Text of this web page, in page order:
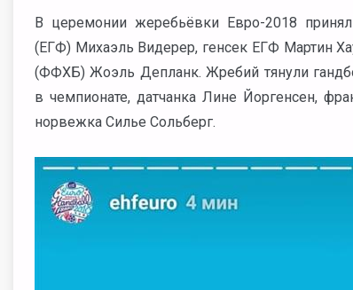
В церемонии жеребьёвки Евро-2018
(ЕГФ) Михаэль Видерер, генсек ЕГФ Мартин
(ФФХБ) Жоэль Депланк. Жребий тянули
в чемпионате, датчанка Лине Йоргенсен,
норвежка Силье Сольберг.